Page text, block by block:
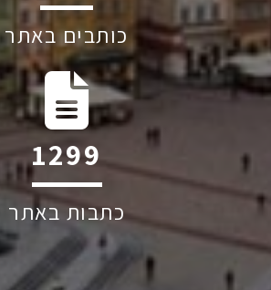
כותבים באתר
1949
כתבות באתר